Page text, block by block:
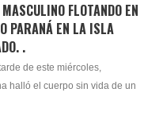
FLOTANDO EN
PARANÁ EN LA ISLA
.
de este miércoles,
halló el cuerpo sin vida de un